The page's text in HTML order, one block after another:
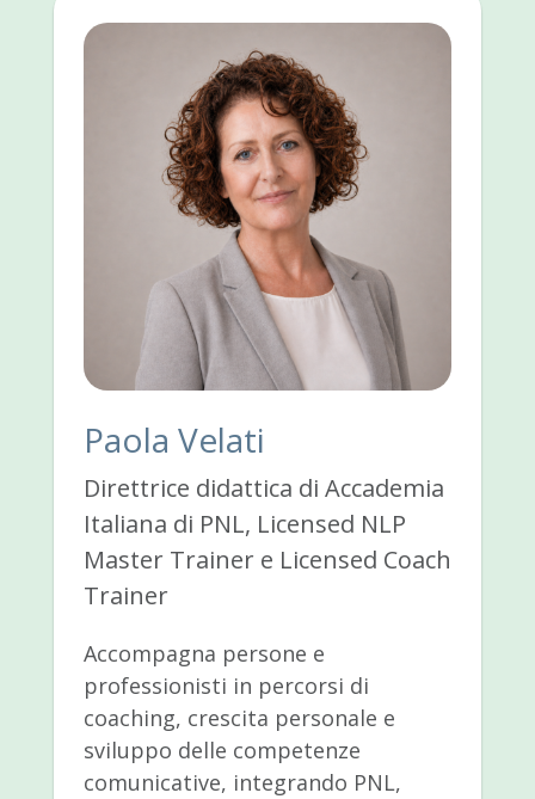
Paola Velati
Direttrice didattica di Accademia
Italiana di PNL, Licensed NLP
Master Trainer e Licensed Coach
Trainer
Accompagna persone e
professionisti in percorsi di
coaching, crescita personale e
sviluppo delle competenze
comunicative, integrando PNL,